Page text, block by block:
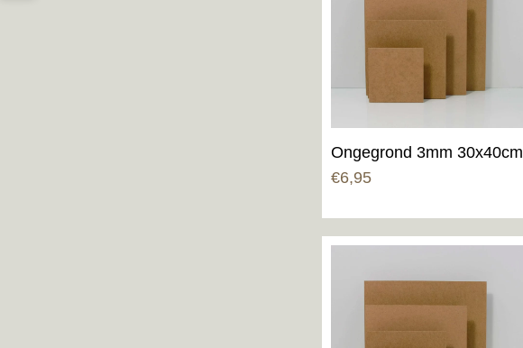
Ongegrond 3mm 30x40cm
€6,95